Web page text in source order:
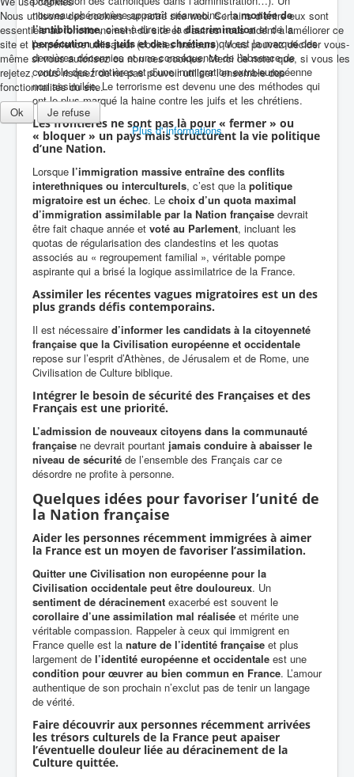
nouveau phénomène apparaît néanmoins : lamontée de
l’antibiblisme, c’est-à-dire de ladiscriminationet de la
persécution des juifs et des chrétiensqui est la marque des
dernières décennies et une conséquence de l’absence de
contrôle des frontières et d’une immigration extra-européenne
non assimilée. Le terrorisme est devenu une des méthodes qui
ont le plus marqué la haine contre les juifs et les chrétiens.
Les frontières ne sont pas là pour « fermer » ou
« bloquer » un pays mais structurent la vie politique
d’une Nation.
Lorsque l’immigration massive entraîne des conflits
interethniques ou interculturels, c’est que la politique
migratoire est un échec. Le choix d’un quota maximal
d’immigration assimilable par la Nation française devrait
être fait chaque année et voté au Parlement, incluant les
quotas de régularisation des clandestins et les quotas
associés au « regroupement familial », véritable pompe
aspirante qui a brisé la logique assimilatrice de la France.
Assimiler les récentes vagues migratoires est un des
plus grands défis contemporains.
Il est nécessaire d’informer les candidats à la citoyenneté
française que la Civilisation européenne et occidentale
repose sur l’esprit d’Athènes, de Jérusalem et de Rome, une
Civilisation de Culture biblique.
Intégrer le besoin de sécurité des Françaises et des
Français est une priorité.
L’admission de nouveaux citoyens dans la communauté
française ne devrait pourtant jamais conduire à abaisser le
niveau de sécurité de l’ensemble des Français car ce
désordre ne profite à personne.
Quelques idées pour favoriser l’unité de
la Nation française
Aider les personnes récemment immigrées à aimer
la France est un moyen de favoriser l’assimilation.
Quitter une Civilisation non européenne pour la
Civilisation occidentale peut être douloureux. Un
sentiment de déracinement exacerbé est souvent le
corollaire d’une assimilation mal réalisée et mérite une
véritable compassion. Rappeler à ceux qui immigrent en
France quelle est la nature de l’identité française et plus
largement de l’identité européenne et occidentale est une
condition pour œuvrer au bien commun en France. L’amour
authentique de son prochain n’exclut pas de tenir un langage
de vérité.
Faire découvrir aux personnes récemment arrivées
les trésors culturels de la France peut apaiser
l’éventuelle douleur liée au déracinement de la
Culture quittée.
Nous utilisons des cookies sur notre site web. Certains d’entre eux sont
essentiels au fonctionnement du site et d’autres nous aident à améliorer ce
site et l’expérience utilisateur (cookies traceurs). Vous pouvez décider vous-
même si vous autorisez ou non ces cookies. Merci de noter que, si vous les
rejetez, vous risquez de ne pas pouvoir utiliser l’ensemble des
fonctionnalités du site.
Ok
Je refuse
Plus d' informations